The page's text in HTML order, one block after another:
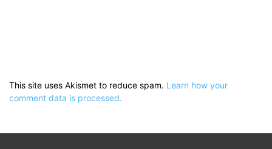
This site uses Akismet to reduce spam. Learn how your
comment data is processed.